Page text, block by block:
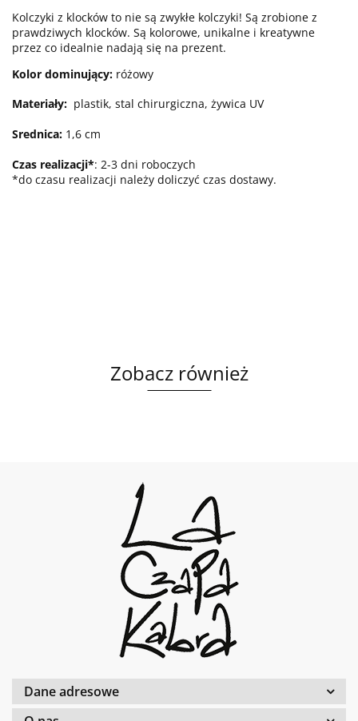
Kolczyki z klocków to nie są zwykłe kolczyki! Są zrobione z
prawdziwych klocków. Są kolorowe, unikalne i kreatywne
przez co idealnie nadają się na prezent.
Kolor dominujący: różowy
Materiały: plastik, stal chirurgiczna, żywica UV
Srednica: 1,6 cm
Czas realizacji*: 2-3 dni roboczych
*do czasu realizacji należy doliczyć czas dostawy.
Zobacz również
Dane adresowe